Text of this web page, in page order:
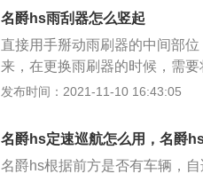
置插入通风窗，确保雨刮装置
关，点起刮水器齿轮并松开，
返回原位。更换后窗雨刮器阶
力拉出雨刮片接头，将其与雨
并确保雨刮臂与雨刮臂正确连接
名爵hs雨刮器怎么竖起
直接用手掰动雨刷器的中间部
来，在更换雨刷器的时候，需
辆风挡。机动车辆上的雨刮器
玻璃水，然后启动汽车雨刮器
人提供一个很好的能见度，增
发布时间：2021-11-10 16:43:05
名爵hs定速巡航怎么用，名爵
名爵hs根据前方是否有车辆，